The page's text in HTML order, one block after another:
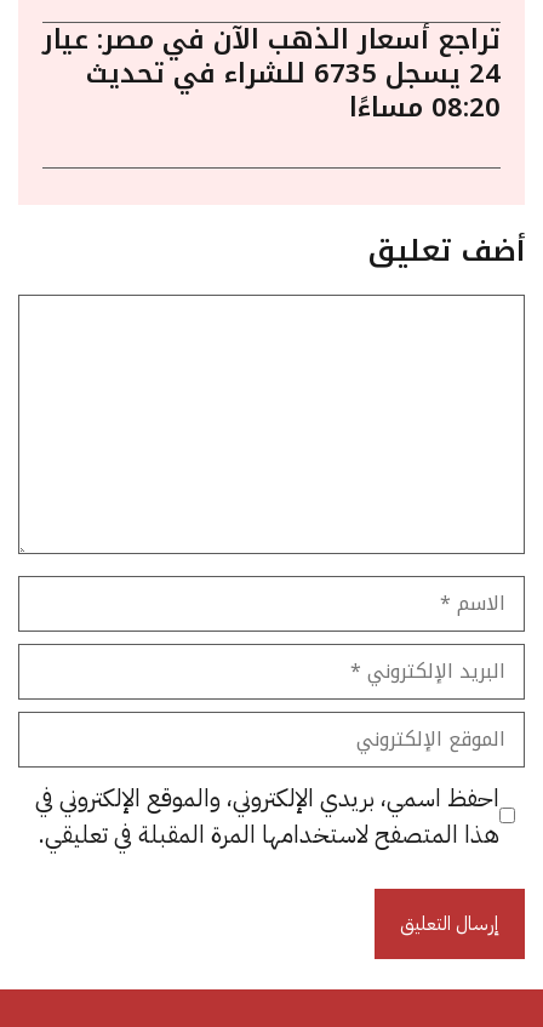
تراجع أسعار الذهب الآن في مصر: عيار
24 يسجل 6735 للشراء في تحديث
08:20 مساءًا
أضف تعليق
الاسم
البريد
الإلكتروني
الموقع
الإلكتروني
احفظ اسمي، بريدي الإلكتروني، والموقع الإلكتروني في
هذا المتصفح لاستخدامها المرة المقبلة في تعليقي.